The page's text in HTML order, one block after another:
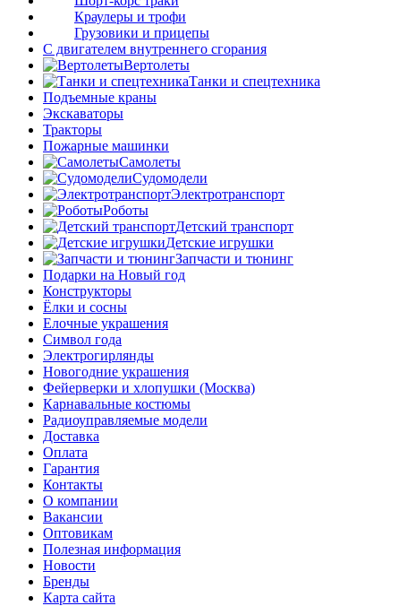
Краулеры и трофи
Грузовики и прицепы
С двигателем внутреннего сгорания
Вертолеты
Танки и спецтехника
Подъемные краны
Экскаваторы
Тракторы
Пожарные машинки
Самолеты
Судомодели
Электротранспорт
Роботы
Детский транспорт
Детские игрушки
Запчасти и тюнинг
Подарки на Новый год
Конструкторы
Ёлки и сосны
Елочные украшения
Символ года
Электрогирлянды
Новогодние украшения
Фейерверки и хлопушки (Москва)
Карнавальные костюмы
Радиоуправляемые модели
Доставка
Оплата
Гарантия
Контакты
О компании
Вакансии
Оптовикам
Полезная информация
Новости
Бренды
Карта сайта